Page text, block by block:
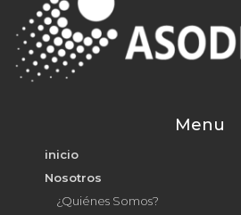
Menu
inicio
Nosotros
¿Quiénes Somos?